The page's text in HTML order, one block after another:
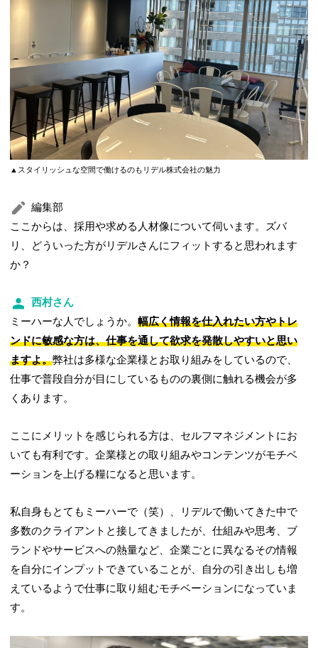
▲スタイリッシュな空間で働けるのもリデル株式会社の魅力
編集部
ここからは、採用や求める人材像について伺います。ズバ
リ、どういった方がリデルさんにフィットすると思われます
か？
西村さん
ミーハーな人でしょうか。幅広く情報を仕入れたい方やトレ
ンドに敏感な方は、仕事を通して欲求を発散しやすいと思い
ますよ。弊社は多様な企業様とお取り組みをしているので、
仕事で普段自分が目にしているものの裏側に触れる機会が多
くあります。
ここにメリットを感じられる方は、セルフマネジメントにお
いても有利です。企業様との取り組みやコンテンツがモチベ
ーションを上げる糧になると思います。
私自身もとてもミーハーで（笑）、リデルで働いてきた中で
多数のクライアントと接してきましたが、仕組みや思考、ブ
ランドやサービスへの熱量など、企業ごとに異なるその情報
を自分にインプットできていることが、自分の引き出しも増
えているようで仕事に取り組むモチベーションになっていま
す。